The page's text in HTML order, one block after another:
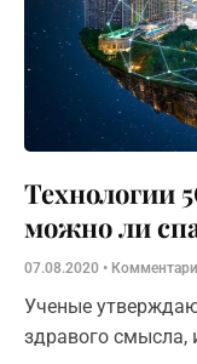
Технологии
можно ли
07.08.2020
Ученые
здравого смысла,